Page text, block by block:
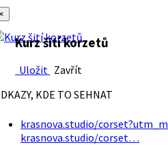
Kurz šití korzetů
Uložit Zavřít
KDE TO SEHNAT
krasnova.studio/
krasnova.studio/corset…